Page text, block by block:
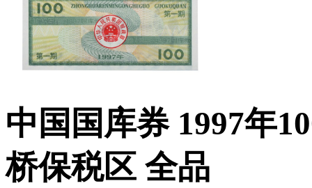
中国国库券 1997年
桥保税区 全品